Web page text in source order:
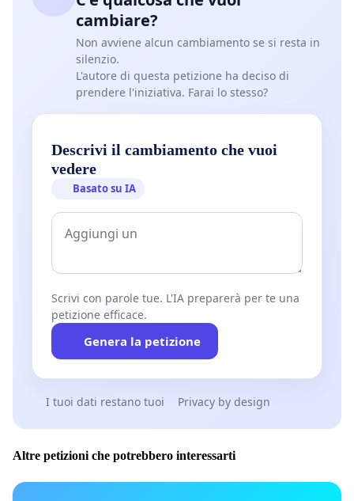
cambiare?
Non avviene alcun cambiamento se si resta in
silenzio.
L'autore di questa petizione ha deciso di
prendere l'iniziativa. Farai lo stesso?
Descrivi il cambiamento che vuoi
vedere
Basato su IA
Scrivi con parole tue. L'IA preparerà per te una
petizione efficace.
Genera la petizione
I tuoi dati restano tuoi Privacy by design
Altre petizioni che potrebbero interessarti